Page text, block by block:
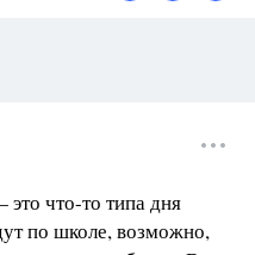
что-то типа дня
по школе, возможно,